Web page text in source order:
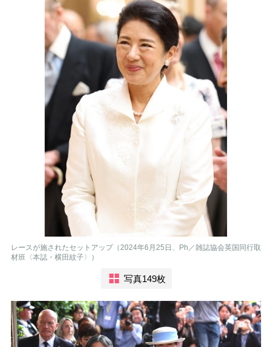
レースが施されたセットアップ（2024年6月25日、Ph／雑誌協会英国同行取
材班〈本誌・横田紋子〉）
写真149枚